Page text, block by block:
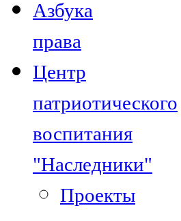
Азбука
права
Центр
патриотического
воспитания
"Наследники"
Проекты